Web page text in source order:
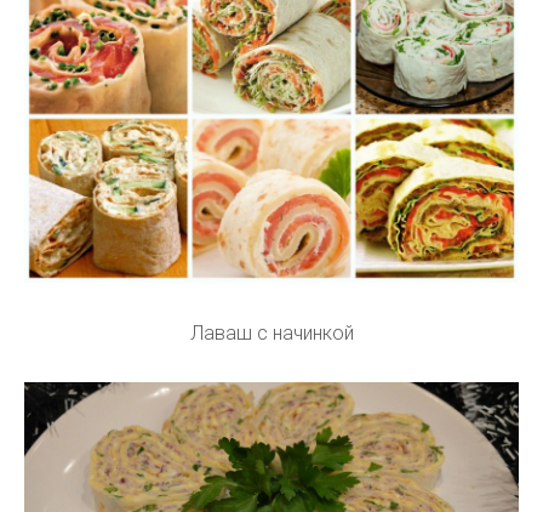
Лаваш с начинкой